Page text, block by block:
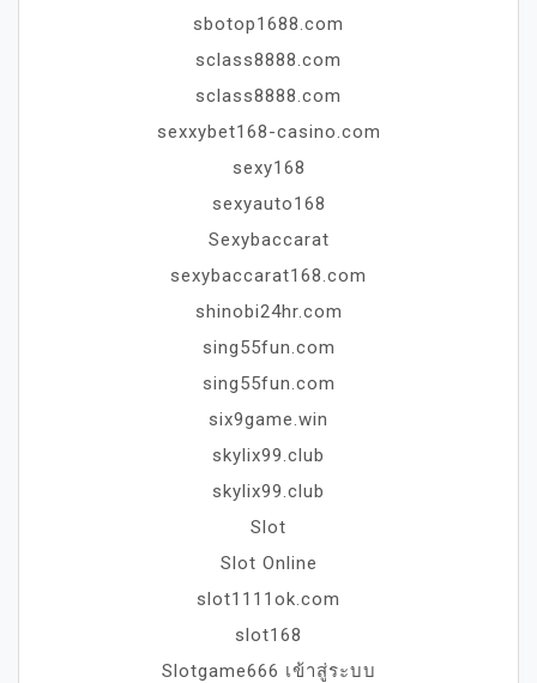
sbotop1688.com
sclass8888.com
sclass8888.com
sexxybet168-casino.com
sexy168
sexyauto168
Sexybaccarat
sexybaccarat168.com
shinobi24hr.com
sing55fun.com
sing55fun.com
six9game.win
skylix99.club
skylix99.club
Slot
Slot Online
slot1111ok.com
slot168
Slotgame666 เข้าสู่ระบบ